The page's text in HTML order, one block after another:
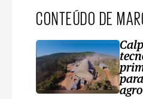
CONTEÚDO DE